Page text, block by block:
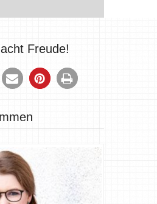
Freude!